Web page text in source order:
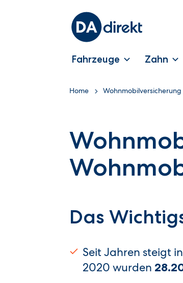
Fahrzeuge Zahn
Home Wohnmobilversicherung
Das
Seit Jahren steigt
2020 wurden